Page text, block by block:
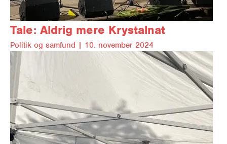
Tale: Aldrig mere Krystalnat
Politik og samfund | 10. november 2024